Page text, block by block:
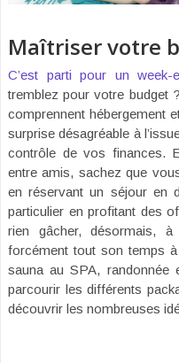
Maîtriser votre
C’est parti pour un
tremblez pour votre budget
comprennent hébergement
surprise désagréable à
contrôle de vos finances.
entre amis, sachez que
en réservant un séjour en
particulier en profitant des
rien gâcher, désormais,
forcément tout son temps
sauna au SPA,
parcourir les différents
découvrir les nombreuses